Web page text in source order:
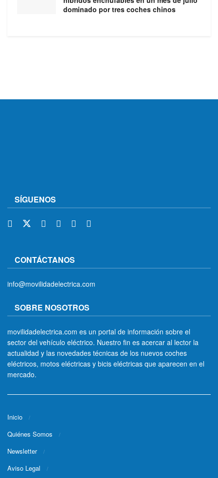
dominado por tres coches chinos
SÍGUENOS
CONTÁCTANOS
info@movilidadelectrica.com
SOBRE NOSOTROS
movilidadelectrica.com es un portal de información sobre el
sector del vehículo eléctrico. Nuestro fin es acercar al lector la
actualidad y las novedades técnicas de los nuevos coches
eléctricos, motos eléctricas y bicis eléctricas que aparecen en el
mercado.
Inicio
Quiénes Somos
Newsletter
Aviso Legal